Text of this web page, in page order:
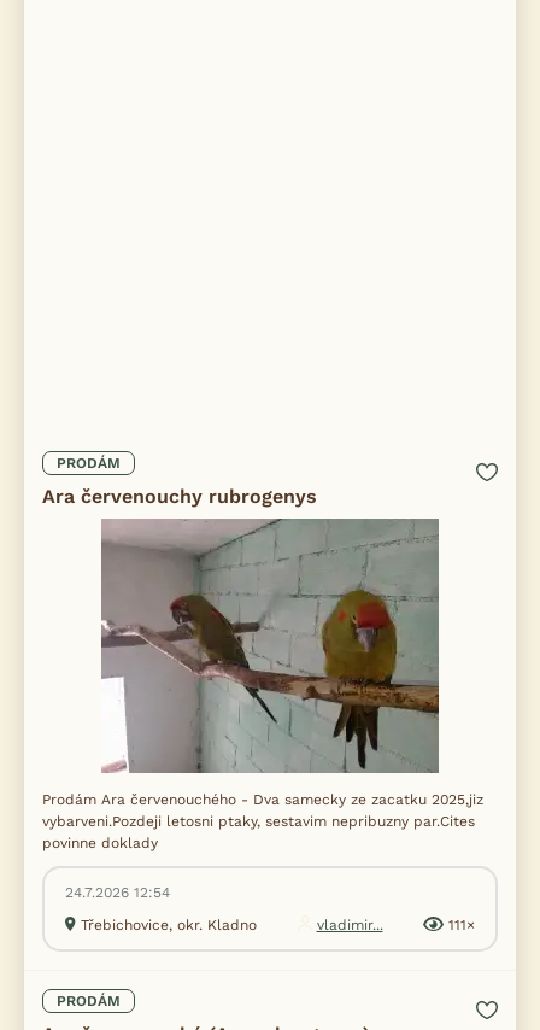
PRODÁM
Ara červenouchy rubrogenys
Prodám Ara červenouchého - Dva samecky ze zacatku 2025,jiz
vybarveni.Pozdeji letosni ptaky, sestavim nepribuzny par.Cites
povinne doklady
24.7.2026 12:54
Třebichovice, okr. Kladno
vladimir... 111×
PRODÁM